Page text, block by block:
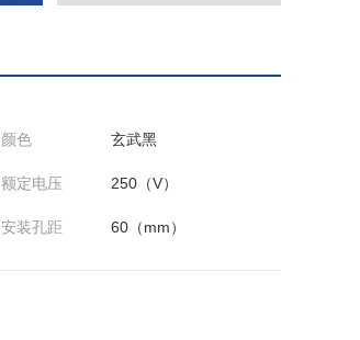
颜色 玄武黑
额定电压 250（V）
安装孔距 60（mm）
加工定制 否